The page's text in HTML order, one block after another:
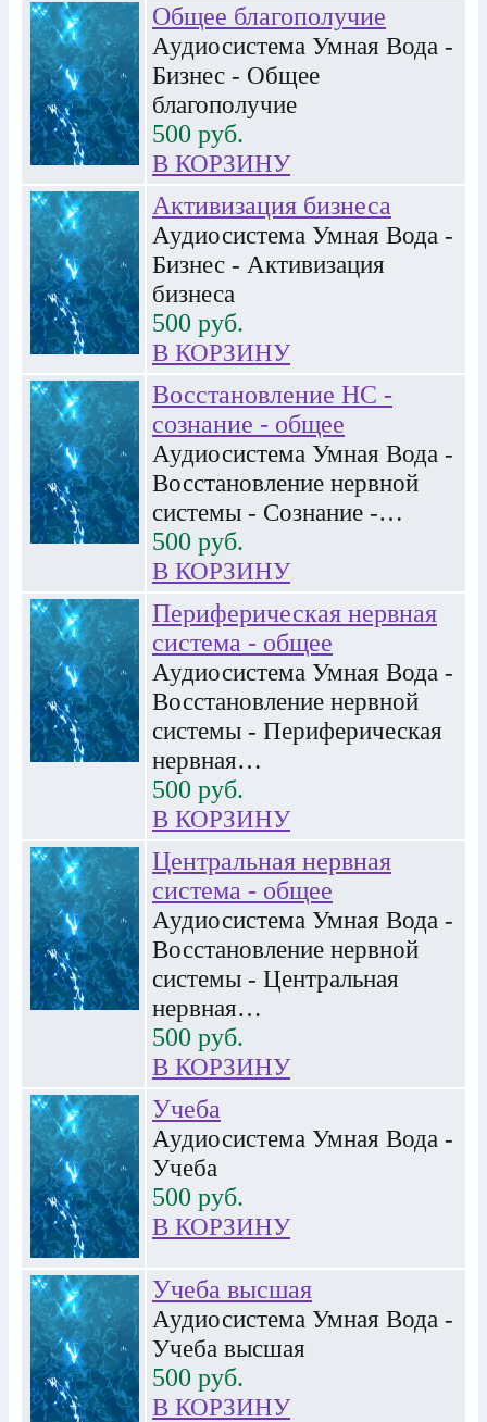
Общее благополучие
Аудиосистема Умная Вода -
Бизнес - Общее
благополучие
500 руб.
В КОРЗИНУ
Активизация бизнеса
Аудиосистема Умная Вода -
Бизнес - Активизация
бизнеса
500 руб.
В КОРЗИНУ
Восстановление НС -
сознание - общее
Аудиосистема Умная Вода -
Восстановление нервной
системы - Сознание -…
500 руб.
В КОРЗИНУ
Периферическая нервная
система - общее
Аудиосистема Умная Вода -
Восстановление нервной
системы - Периферическая
нервная…
500 руб.
В КОРЗИНУ
Центральная нервная
система - общее
Аудиосистема Умная Вода -
Восстановление нервной
системы - Центральная
нервная…
500 руб.
В КОРЗИНУ
Учеба
Аудиосистема Умная Вода -
Учеба
500 руб.
В КОРЗИНУ
Учеба высшая
Аудиосистема Умная Вода -
Учеба высшая
500 руб.
В КОРЗИНУ